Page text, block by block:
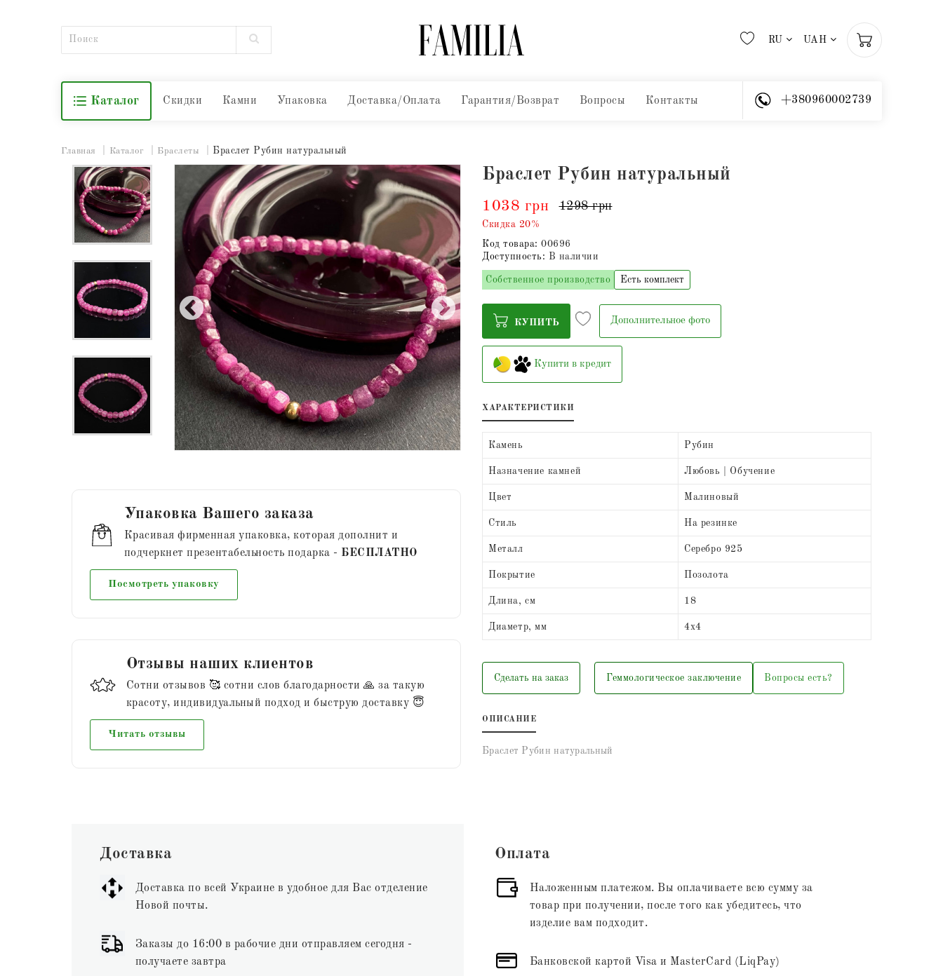
RU UAH
Каталог Скидки Камни Упаковка Доставка/Оплата Гарантия/Возврат Вопросы Контакты +380960002739
Главная Каталог Браслеты Браслет Рубин натуральный
Упаковка Вашего заказа
Красивая фирменная упаковка, которая дополнит и
подчеркнет презентабельность подарка - БЕСПЛАТНО
Посмотреть упаковку
Отзывы наших клиентов
Сотни отзывов 🥰 сотни слов благодарности 🙏 за такую
красоту, индивидуальный подход и быструю доставку 😇
Читать отзывы
Браслет Рубин натуральный
1038 грн 1298 грн
Скидка 20%
Код товара: 00696
Доступность: В наличии
Собственное производство Есть комплект
КУПИТЬ Дополнительное фото
Купити в кредит
ХАРАКТЕРИСТИКИ
Камень Рубин
Назначение камней Любовь | Обучение
Цвет Малиновый
Стиль На резинке
Металл Серебро 925
Покрытие Позолота
Длина, см 18
Диаметр, мм 4х4
Сделать на заказ Геммологическое заключение Вопросы есть?
ОПИСАНИЕ
Браслет Рубин натуральный
Доставка
Доставка по всей Украине в удобное для Вас отделение
Новой почты.
Заказы до 16:00 в рабочие дни отправляем сегодня -
получаете завтра
Оплата
Наложенным платежом. Вы оплачиваете всю сумму за
товар при получении, после того как убедитесь, что
изделие вам подходит.
Банковской картой Visa и MasterCard (LiqPay)